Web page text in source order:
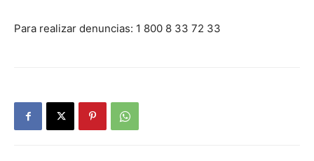
Para realizar denuncias: 1 800 8 33 72 33